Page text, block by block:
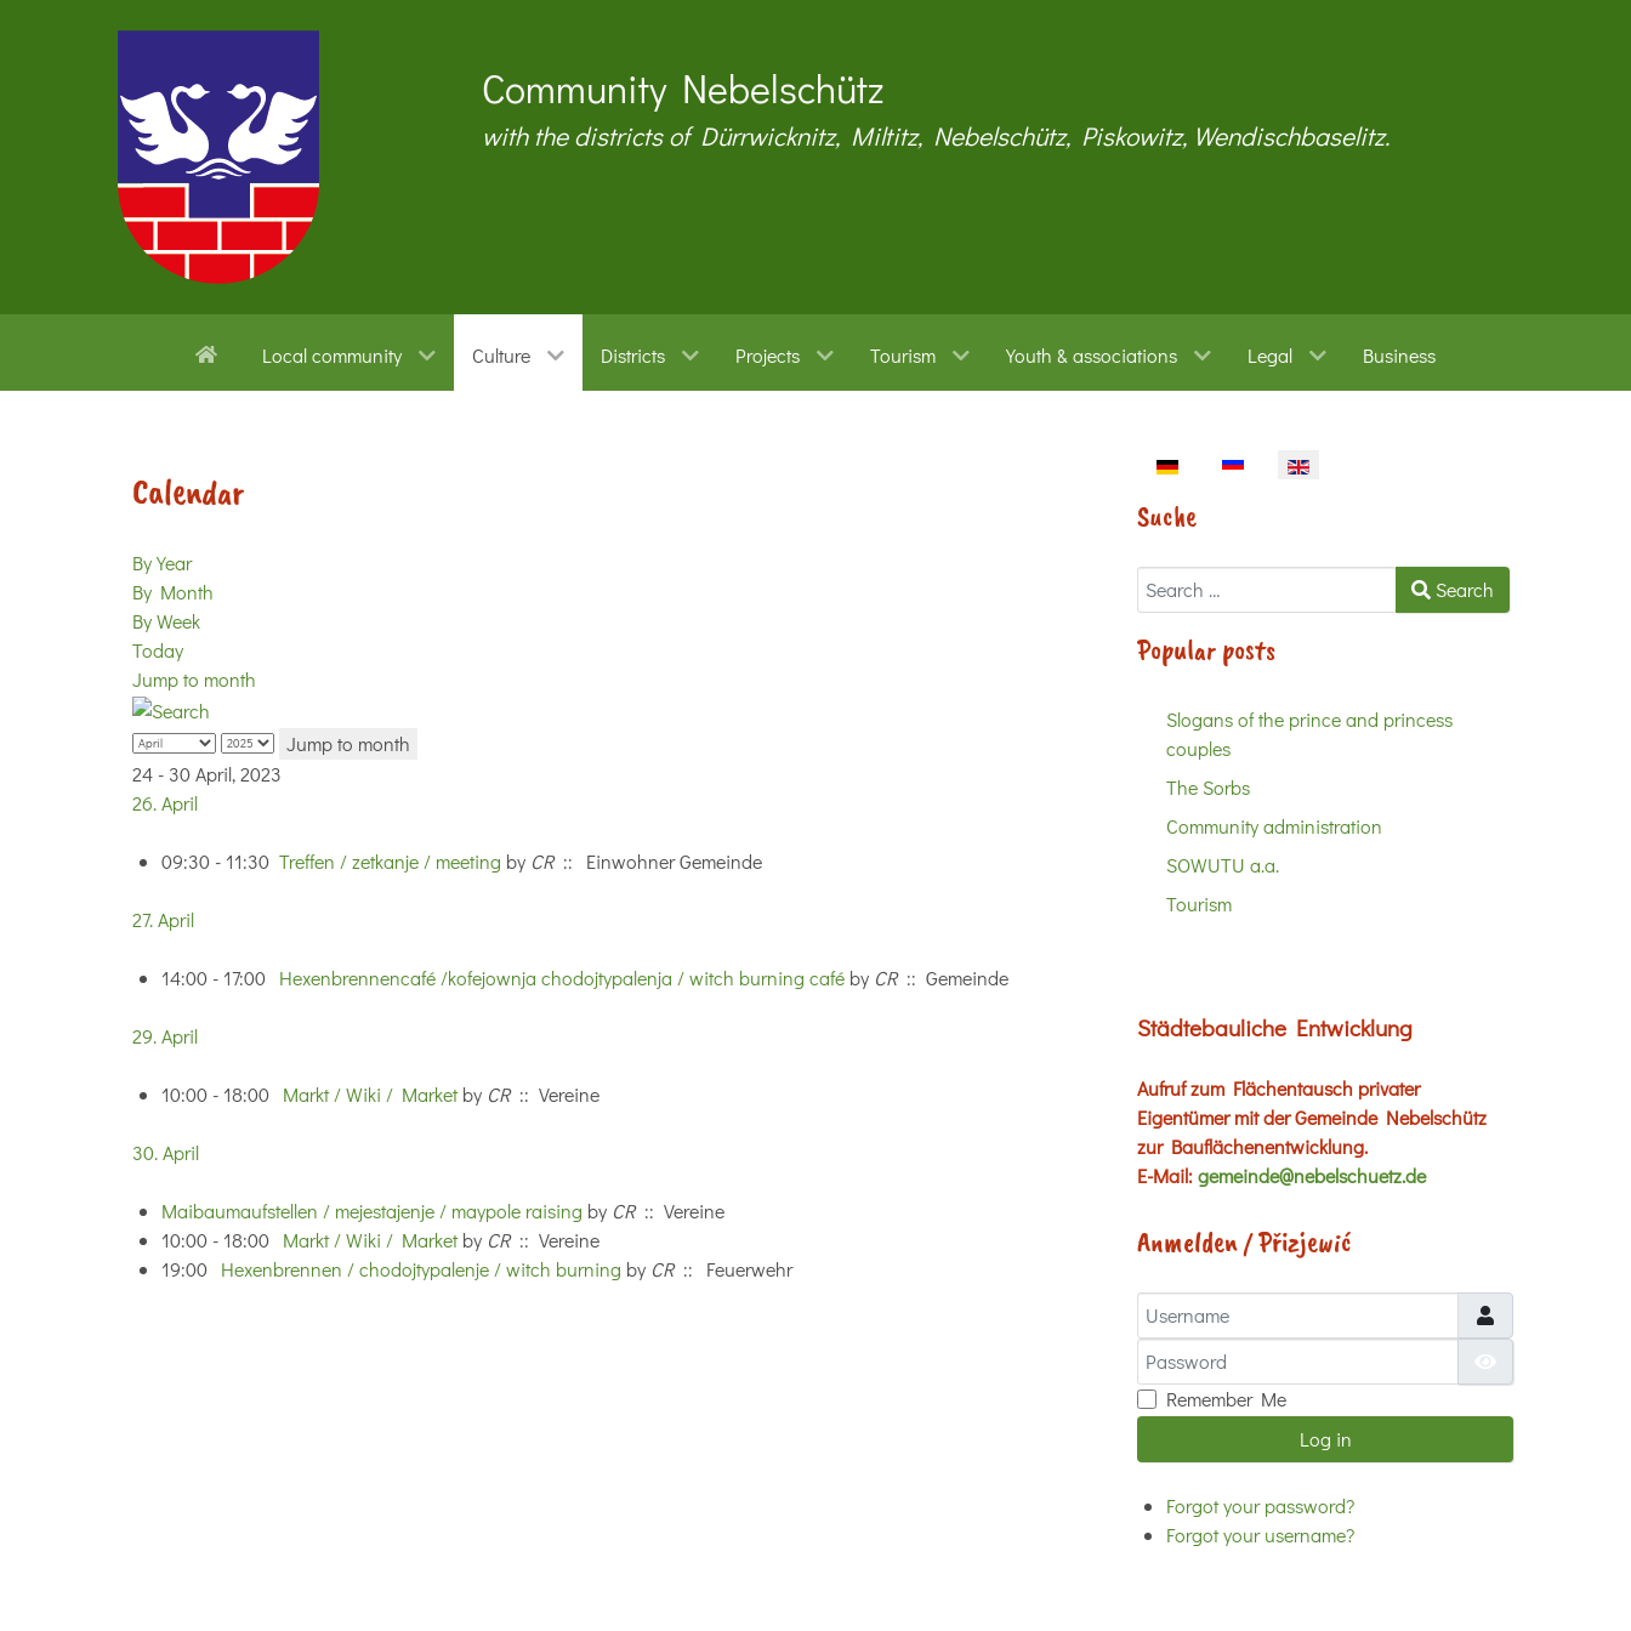
Community Nebelschütz
with the districts of Dürrwicknitz, Miltitz, Nebelschütz, Piskowitz, Wendischbaselitz.
Local community Culture Districts Projects Tourism Youth & associations Legal Business
Calendar
By Year
By Month
By Week
Today
Jump to month
Jump to month
24 - 30 April, 2023
26. April
09:30 - 11:30 Treffen / zetkanje / meeting by CR:: Einwohner Gemeinde
27. April
14:00 - 17:00 Hexenbrennencafé /kofejownja chodojtypalenja / witch burning café by CR:: Gemeinde
29. April
10:00 - 18:00 Markt / Wiki / Marketby CR:: Vereine
30. April
Maibaumaufstellen / mejestajenje / maypole raising by CR:: Vereine
10:00 - 18:00 Markt / Wiki / Marketby CR:: Vereine
19:00 Hexenbrennen / chodojtypalenje / witch burning by CR:: Feuerwehr
Select your language
Suche
Search Search
Popular posts
Slogans of the prince and princess
couples
The Sorbs
Community administration
SOWUTU a.a.
Tourism
Städtebauliche Entwicklung
Aufruf zum Flächentausch privater
Eigentümer mit der Gemeinde Nebelschütz
zur Bauflächenentwicklung.
E-Mail:gemeinde@nebelschuetz.de
Anmelden / Přizjewić
Username
Password
Remember Me
Log in
Forgot your password?
Forgot your username?